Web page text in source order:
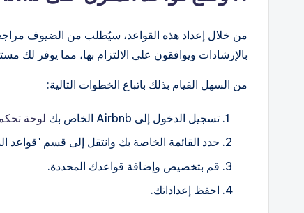
من خلال إعداد هذه القواعد، سيُطلب من الضيوف
بالإرشادات ويوافقون على الالتزام بها، مما يوفر لك
من السهل القيام بذلك باتباع الخطوات التالية:
تسجيل الدخول إلى Airbnb الخاص بك لوحة
حدد القائمة الخاصة بك وانتقل إلى قسم "قواعد
قم بتخصيص وإضافة قواعدك المحددة.
احفظ إعداداتك.